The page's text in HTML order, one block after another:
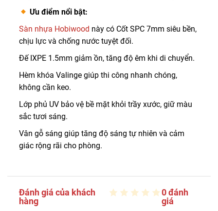
Ưu điểm nổi bật:
Sàn nhựa Hobiwood này có Cốt SPC 7mm siêu bền,
chịu lực và chống nước tuyệt đối.
Đế IXPE 1.5mm giảm ồn, tăng độ êm khi di chuyển.
Hèm khóa Valinge giúp thi công nhanh chóng,
không cần keo.
Lớp phủ UV bảo vệ bề mặt khỏi trầy xước, giữ màu
sắc tươi sáng.
Vân gỗ sáng giúp tăng độ sáng tự nhiên và cảm
giác rộng rãi cho phòng.
Đánh giá của khách
hàng
0 đánh
giá